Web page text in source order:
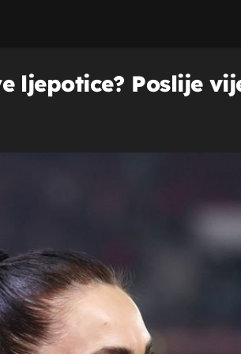
ljepotice? Poslije